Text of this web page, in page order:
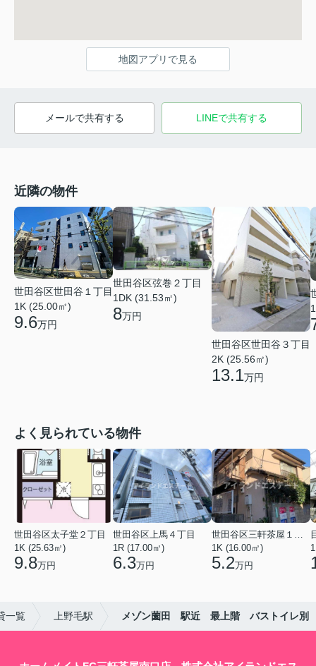
地図アプリで見る
メールで共有する LINEで共有する
近隣の物件
世田谷区世田谷１丁目
1K (25.00㎡)
9.6万円
世田谷区弦巻２丁目
1DK (31.53㎡)
8万円
世田谷区世田谷３丁目
2K (25.56㎡)
13.1万円
よく見られている物件
世田谷区太子堂２丁目
1K (25.63㎡)
9.8万円
世田谷区上馬４丁目
1R (17.00㎡)
6.3万円
世田谷区三軒茶屋１丁目
1K (16.00㎡)
5.2万円
一覧 上野毛駅 メゾン薗田 駅近 最上階 バストイレ別